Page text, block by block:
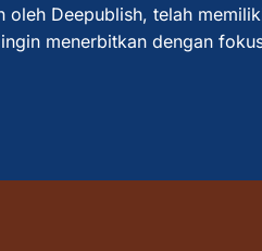
Deepublish, telah
menerbitkan dengan